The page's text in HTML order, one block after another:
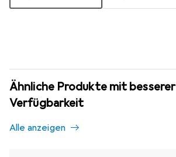
Ähnliche Produkte mit besserer
Verfügbarkeit
Alle anzeigen